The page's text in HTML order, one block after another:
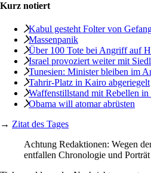
Kurz notiert
Kabul gesteht Folter von
Massenpanik
Über 100 Tote bei Angriff auf
Israel provoziert weiter mit
Tunesien: Minister bleiben im
Tahrir-Platz in Kairo abgeriegelt
Waffenstillstand mit Rebellen in
Obama will atomar abrüsten
→ Zitat des Tages
Achtung Redaktionen: Wegen
entfallen Chronologie und